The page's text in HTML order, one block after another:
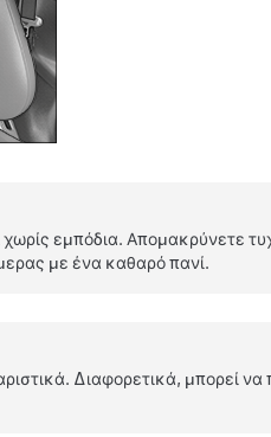
εμπόδια. Απομακρύνετε
με ένα καθαρό πανί.
Διαφορετικά, μπορεί